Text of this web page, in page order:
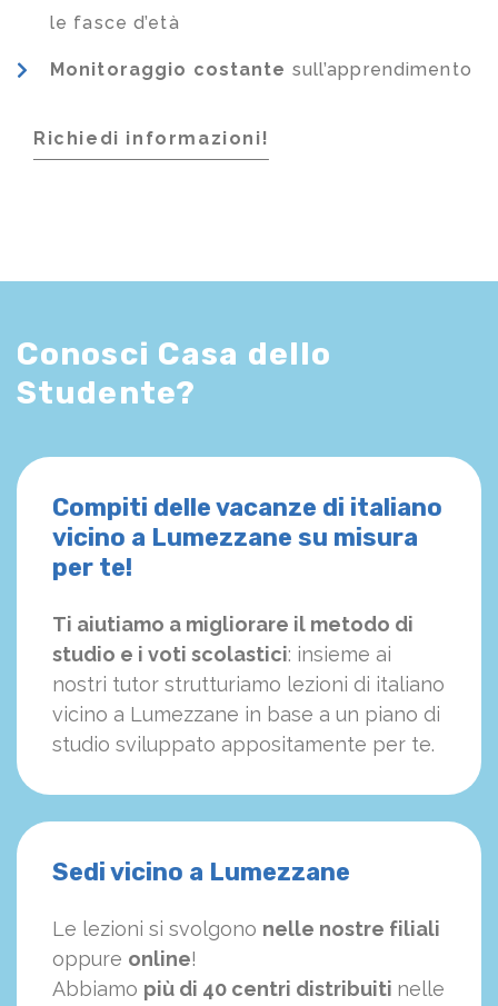
le fasce d’età
Monitoraggio costante sull’apprendimento
Richiedi informazioni!
Conosci Casa dello
Studente?
Compiti delle vacanze di italiano
vicino a Lumezzane su misura
per te!
Ti aiutiamo a migliorare il metodo di
studio e i voti scolastici: insieme ai
nostri tutor strutturiamo lezioni di italiano
vicino a Lumezzane in base a un piano di
studio sviluppato appositamente per te.
Sedi vicino a Lumezzane
Le lezioni si svolgono nelle nostre filiali
oppure online!
Abbiamo più di 40 centri distribuiti nelle